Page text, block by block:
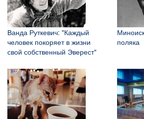
Ванда Руткевич: "Каждый
человек покоряет в жизни
свой собственный Эверест"
поляка